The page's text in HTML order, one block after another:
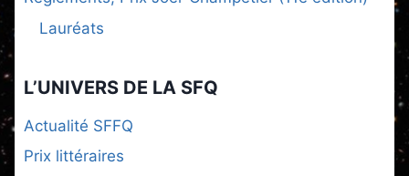
Lauréats
L’UNIVERS DE LA SFQ
Actualité SFFQ
Prix littéraires